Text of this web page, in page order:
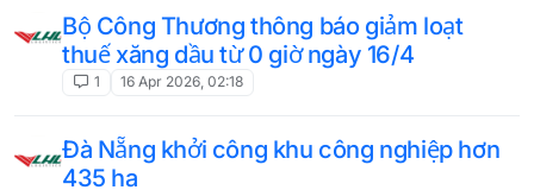
Bộ Công Thương thông báo giảm loạt
thuế xăng dầu từ 0 giờ ngày 16/4
1 16 Apr 2026, 02:18
Đà Nẵng khởi công khu công nghiệp hơn
435 ha